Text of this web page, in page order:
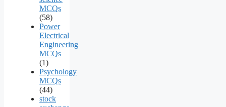
MCQs
(58)
Power
Electrical
Engineering
MCQs
(1)
Psychology
MCQs
(44)
stock